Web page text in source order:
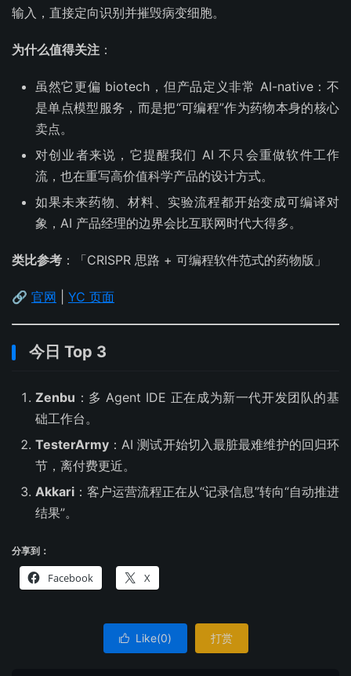
输入，直接定向识别并摧毁病变细胞。
为什么值得关注 ：
虽然它更偏 biotech，但产品定义非常 AI-native：不
是单点模型服务，而是把“可编程”作为药物本身的核心
卖点。
对创业者来说，它提醒我们 AI 不只会重做软件工作
流，也在重写高价值科学产品的设计方式。
如果未来药物、材料、实验流程都开始变成可编译对
象，AI 产品经理的边界会比互联网时代大得多。
类比参考 ：「CRISPR 思路 + 可编程软件范式的药物版」
🔗 官网 YC 页面
今日 Top 3
Zenbu ：多 Agent IDE 正在成为新一代开发团队的基
础工作台。
TesterArmy ：AI 测试开始切入最脏最难维护的回归环
节，离付费更近。
Akkari ：客户运营流程正在从“记录信息”转向“自动推进
结果”。
分享到：
Facebook X
 Like(0) 打赏